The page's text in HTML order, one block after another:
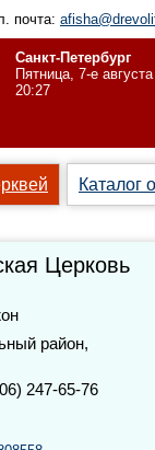
почта:
Санкт-Петербург
Пятница, 7-е августа
20:27
Каталог
Церковь
район,
247-65-76